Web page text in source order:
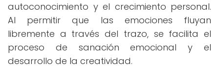
autoconocimiento y el crecimiento personal.
Al permitir que las emociones fluyan
libremente a través del trazo, se facilita el
proceso de sanación emocional y el
desarrollo de la creatividad.